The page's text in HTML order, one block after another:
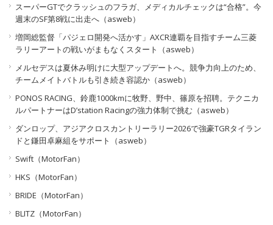
スーパーGTでクラッシュのフラガ、メディカルチェックは“合格”。今
週末のSF第8戦に出走へ（asweb）
増岡総監督「パジェロ開発へ活かす」AXCR連覇を目指すチーム三菱
ラリーアートの戦いがまもなくスタート（asweb）
メルセデスは夏休み明けに大型アップデートへ。競争力向上のため、
チームメイトバトルも引き続き容認か（asweb）
PONOS RACING、鈴鹿1000kmに牧野、野中、篠原を招聘。テクニカ
ルパートナーはD’station Racingの強力体制で挑む（asweb）
ダンロップ、アジアクロスカントリーラリー2026で強豪TGRタイラン
ドと鎌田卓麻組をサポート（asweb）
Swift（MotorFan）
HKS（MotorFan）
BRIDE（MotorFan）
BLITZ（MotorFan）